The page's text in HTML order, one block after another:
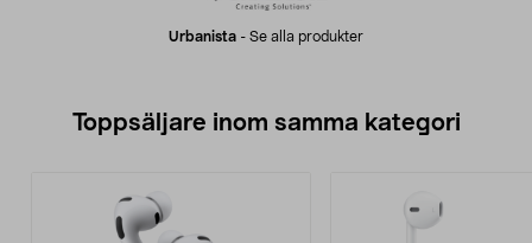
Urbanista - Se alla produkter
Toppsäljare inom samma kategori